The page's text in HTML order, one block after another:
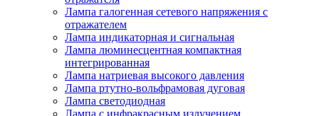
Лампа галогенная сетевого напряжения с
отражателем
Лампа индикаторная и сигнальная
Лампа люминесцентная компактная
интегрированная
Лампа натриевая высокого давления
Лампа ртутно-вольфрамовая дуговая
Лампа светодиодная
Лампа с инфракрасным излучением